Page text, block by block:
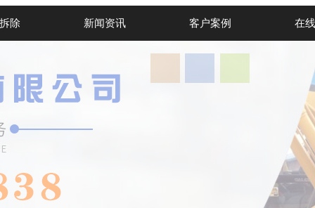
除 新闻资讯 客户案例 在